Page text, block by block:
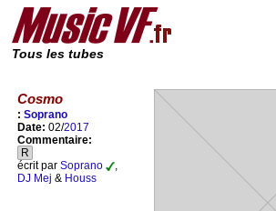
Tous les tubes
Cosmo
: Soprano
Date: 02/2017
Commentaire:
R
écrit par Soprano
,
DJ Mej & Houss